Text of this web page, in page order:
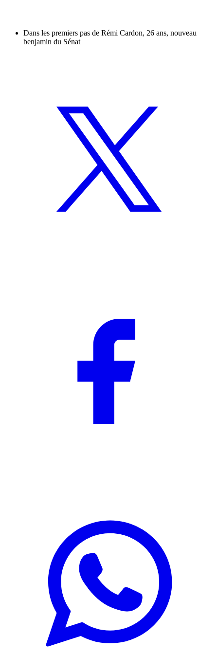
Dans les premiers pas de Rémi Cardon, 26 ans, nouveau
benjamin du Sénat